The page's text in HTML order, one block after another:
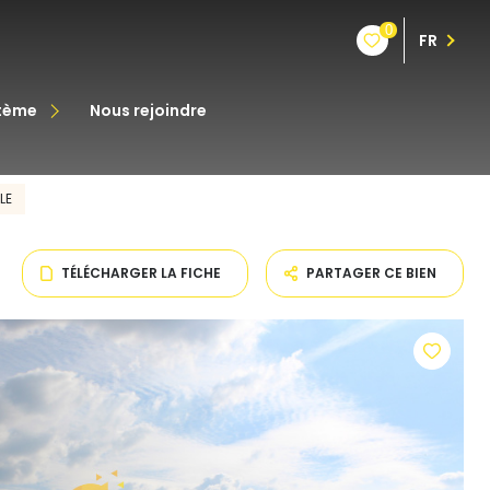
0 FR
nous rejoindre
TÉLÉCHARGER LA FICHE PARTAGER CE BIEN